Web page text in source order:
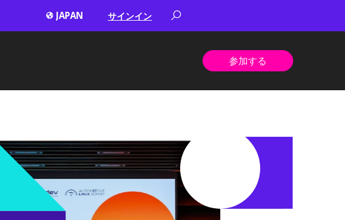
サインイン
参加する